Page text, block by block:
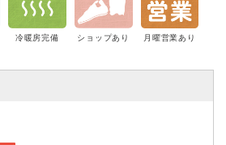
冷暖房完備 ショップあり 月曜営業あり